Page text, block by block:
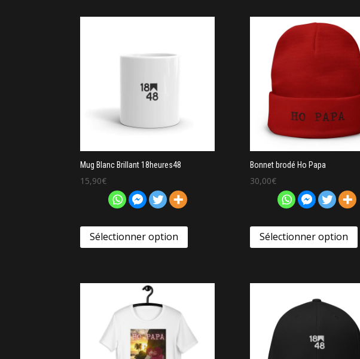
Mug Blanc Brillant 18heures48
15,90€
Sélectionner option
Bonnet brodé Ho Papa
30,00€
Sélectionner option